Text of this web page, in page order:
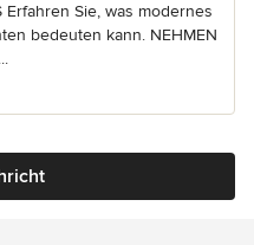
Erfahren Sie, was modernes
bedeuten kann. NEHMEN